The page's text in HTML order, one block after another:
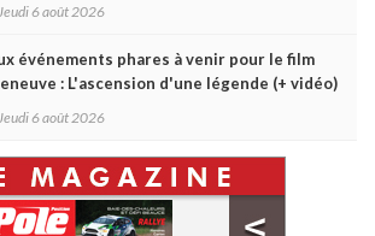
Jeudi 6 août 2026
événements phares à venir pour le film
: L'ascension d'une légende (+ vidéo)
Jeudi 6 août 2026